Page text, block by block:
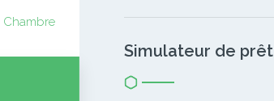
Chambre
Simulateur de prêt